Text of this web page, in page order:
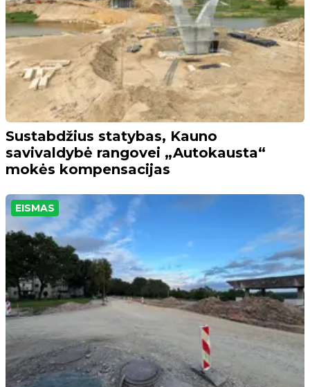
Sustabdžius statybas, Kauno
savivaldybė rangovei „Autokausta“
mokės kompensacijas
EISMAS